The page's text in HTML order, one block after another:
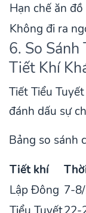
Hạn chế ăn
Không đi ra
6. So
Tiết Khí
Tiết Tiểu
đánh dấu sự
Bảng so sánh
Tiết khí
Lập Đông 7-